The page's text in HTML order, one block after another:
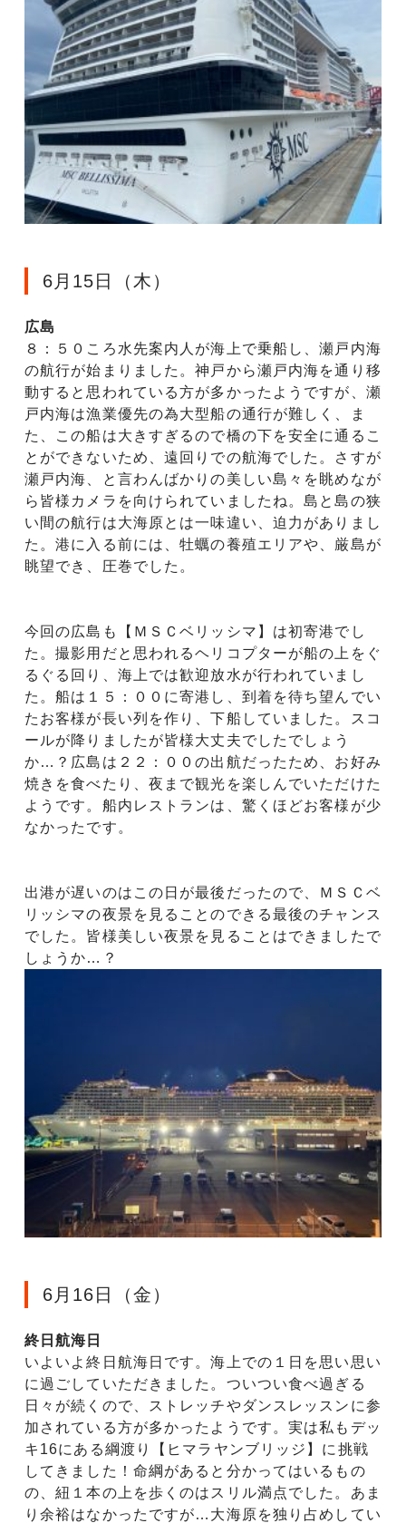
6月15日（木）
広島
８：５０ころ水先案内人が海上で乗船し、瀬戸内海
の航行が始まりました。神戸から瀬戸内海を通り移
動すると思われている方が多かったようですが、瀬
戸内海は漁業優先の為大型船の通行が難しく、ま
た、この船は大きすぎるので橋の下を安全に通るこ
とができないため、遠回りでの航海でした。さすが
瀬戸内海、と言わんばかりの美しい島々を眺めなが
ら皆様カメラを向けられていましたね。島と島の狭
い間の航行は大海原とは一味違い、迫力がありまし
た。港に入る前には、牡蠣の養殖エリアや、厳島が
眺望でき、圧巻でした。
今回の広島も【ＭＳＣベリッシマ】は初寄港でし
た。撮影用だと思われるヘリコプターが船の上をぐ
るぐる回り、海上では歓迎放水が行われていまし
た。船は１５：００に寄港し、到着を待ち望んでい
たお客様が長い列を作り、下船していました。スコ
ールが降りましたが皆様大丈夫でしたでしょう
か…？広島は２２：００の出航だったため、お好み
焼きを食べたり、夜まで観光を楽しんでいただけた
ようです。船内レストランは、驚くほどお客様が少
なかったです。
出港が遅いのはこの日が最後だったので、ＭＳＣベ
リッシマの夜景を見ることのできる最後のチャンス
でした。皆様美しい夜景を見ることはできましたで
しょうか…？
6月16日（金）
終日航海日
いよいよ終日航海日です。海上での１日を思い思い
に過ごしていただきました。ついつい食べ過ぎる
日々が続くので、ストレッチやダンスレッスンに参
加されている方が多かったようです。実は私もデッ
キ16にある綱渡り【ヒマラヤンブリッジ】に挑戦
してきました！命綱があると分かってはいるもの
の、紐１本の上を歩くのはスリル満点でした。あま
り余裕はなかったですが…大海原を独り占めしてい